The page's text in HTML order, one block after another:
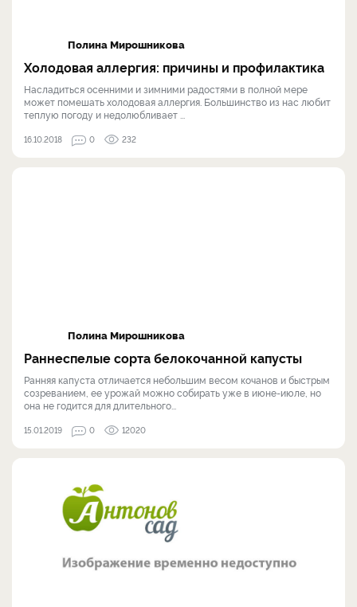
Полина Мирошникова
Холодовая аллергия: причины и профилактика
Насладиться осенними и зимними радостями в полной мере
может помешать холодовая аллергия. Большинство из нас любит
теплую погоду и недолюбливает ...
16.10.2018 0 232
Полина Мирошникова
Раннеспелые сорта белокочанной капусты
Ранняя капуста отличается небольшим весом кочанов и быстрым
созреванием, ее урожай можно собирать уже в июне-июле, но
она не годится для длительного...
15.01.2019 0 12020